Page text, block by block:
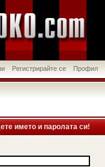
Регистрирайте се Профил
името и паролата си!